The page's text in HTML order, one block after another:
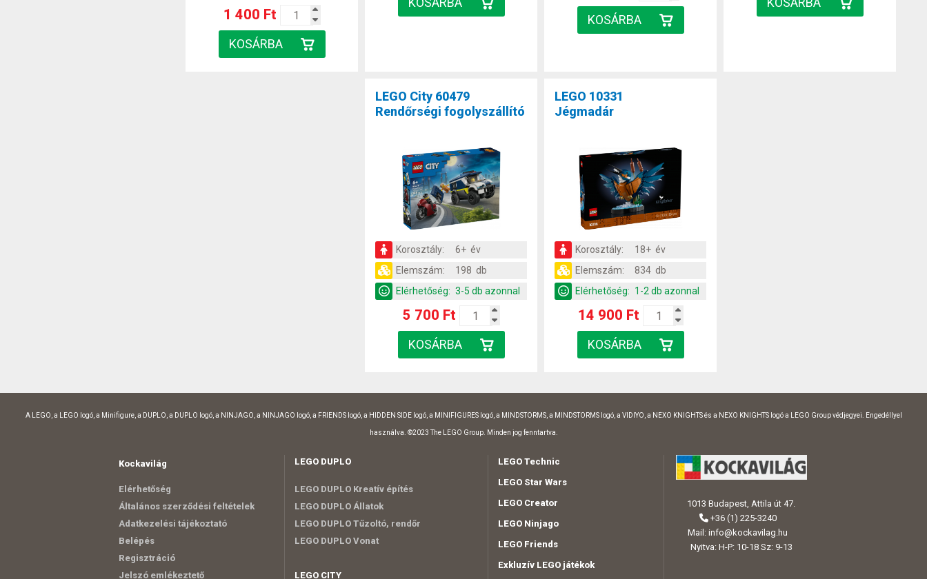
1 400 Ft
LEGO City 60479
Rendőrségi fogolyszállító
Korosztály:
6+ év
Elemszám:
198 db
Elérhetőség: 3-5 db azonnal
5 700 Ft
LEGO 10331
Jégmadár
Korosztály:
18+ év
Elemszám:
834 db
Elérhetőség: 1-2 db azonnal
14 900 Ft
A LEGO, a LEGO logó, a Minifigure, a DUPLO, a DUPLO logó, a NINJAGO, a NINJAGO logó, a FRIENDS logó, a HIDDEN SIDE logó, a MINIFIGURES logó, a MINDSTORMS, a MINDSTORMS logó, a VIDIYO, a NEXO KNIGHTS és a NEXO KNIGHTS logó a LEGO Group védjegyei. Engedéllyel
használva. ©2023 The LEGO Group. Minden jog fenntartva.
Kockavilág
Elérhetőség
Általános szerződési feltételek
Adatkezelési tájékoztató
Belépés
Regisztráció
Jelszó emlékeztető
LEGO DUPLO
LEGO DUPLO Kreatív építés
LEGO DUPLO Állatok
LEGO DUPLO Tűzoltó, rendőr
LEGO DUPLO Vonat
LEGO CITY
LEGO Technic
LEGO Star Wars
LEGO Creator
LEGO Ninjago
LEGO Friends
Exkluzív LEGO játékok
1013 Budapest, Attila út 47.
+36 (1) 225-3240
Mail: info@kockavilag.hu
Nyitva: H-P: 10-18 Sz: 9-13